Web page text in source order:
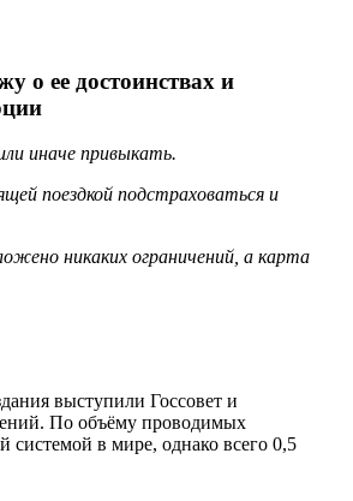
о ее достоинствах и
иначе привыкать.
поездкой подстраховаться и
никаких ограничений, а карта
выступили Госсовет и
По объёму проводимых
системой в мире, однако всего 0,5